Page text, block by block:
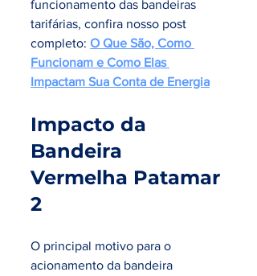
funcionamento das bandeiras
tarifárias, confira nosso post
completo: O Que São, Como
Funcionam e Como Elas
Impactam Sua Conta de Energia
Impacto da
Bandeira
Vermelha Patamar
2
O principal motivo para o
acionamento da bandeira